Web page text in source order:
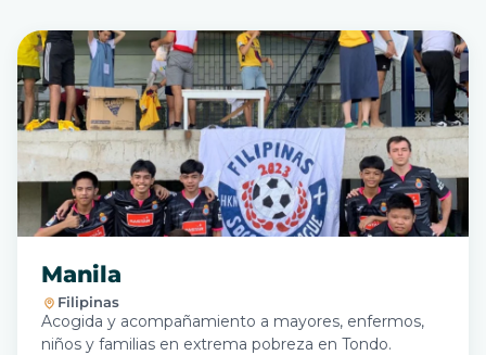
Manila
Filipinas
Acogida y acompañamiento a mayores, enfermos,
niños y familias en extrema pobreza en Tondo.